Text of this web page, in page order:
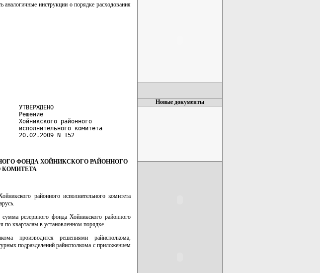
аналогичные инструкции о порядке расходования
УТВЕРЖДЕНО
Решение
Хойникского районного
исполнительного комитета
20.02.2009 N 152
ФОНДА ХОЙНИКСКОГО РАЙОННОГО
КОМИТЕТА
районного исполнительного комитета
резервного фонда Хойникского районного
по кварталам в установленном порядке.
производится решениями райисполкома,
подразделений райисполкома с приложением
Новые документы